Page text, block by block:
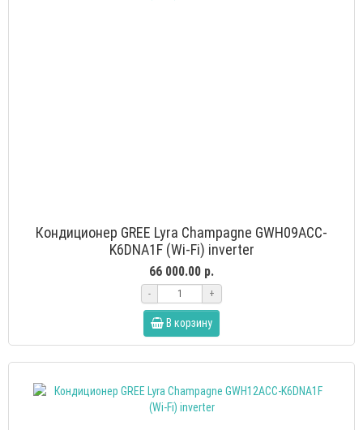
Кондиционер GREE Lyra Champagne GWH09ACC-
K6DNA1F (Wi-Fi) inverter
66 000.00 р.
- +
В корзину